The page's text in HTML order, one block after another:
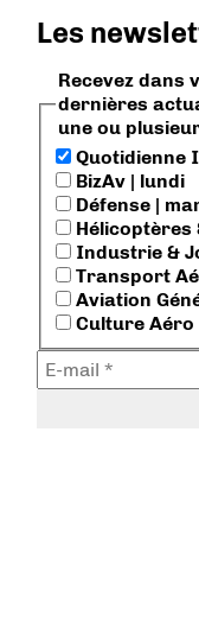
Les
Recevez dans
dernières
une ou
Quotidienne
BizAv | lundi
Défense |
Hélicoptères
Industrie &
Transport
Aviation
Culture Aéro